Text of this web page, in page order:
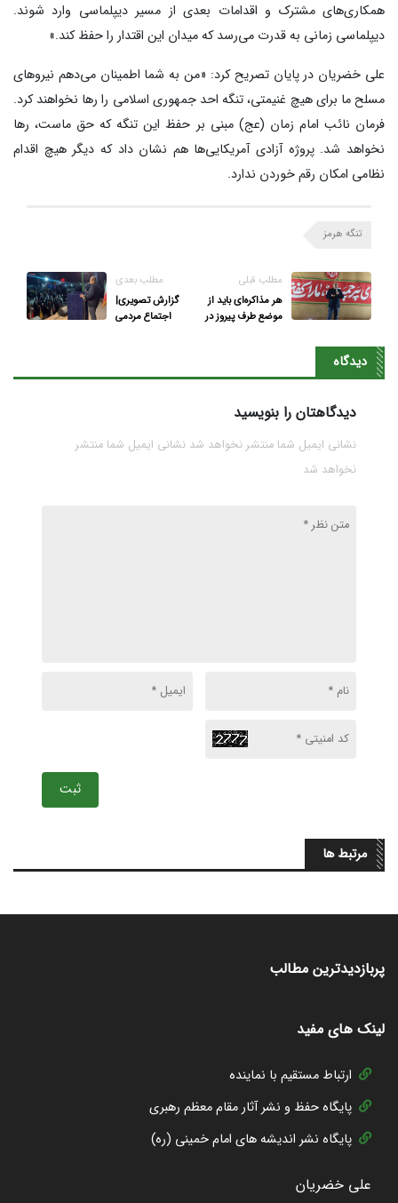
همکاری‌های مشترک و اقدامات بعدی از مسیر دیپلماسی وارد شوند.
دیپلماسی زمانی به قدرت می‌رسد که میدان این اقتدار را حفظ کند.»
علی خضریان در پایان تصریح کرد: «من به شما اطمینان می‌دهم نیروهای
مسلح ما برای هیچ غنیمتی، تنگه احد جمهوری اسلامی را رها نخواهند کرد.
فرمان نائب امام زمان (عج) مبنی بر حفظ این تنگه که حق ماست، رها
نخواهد شد. پروژه آزادی آمریکایی‌ها هم نشان داد که دیگر هیچ اقدام
نظامی امکان رقم خوردن ندارد.
تنگه هرمز
مطلب قبلی
هر مذاکره‌ای باید از
موضع طرف پیروز در
مطلب بعدی
گزارش تصویری|
اجتماع مردمی
دیدگاه
دیدگاهتان را بنویسید
نشانی ایمیل شما منتشر نخواهد شد نشانی ایمیل شما منتشر
نخواهد شد
ثبت
مرتبط ها
لینک های مفید
ارتباط مستقیم با نماینده
پایگاه حفظ و نشر آثار مقام معظم رهبری
پایگاه نشر اندیشه های امام خمینی (ره)
پربازدیدترین مطالب
علی خضریان